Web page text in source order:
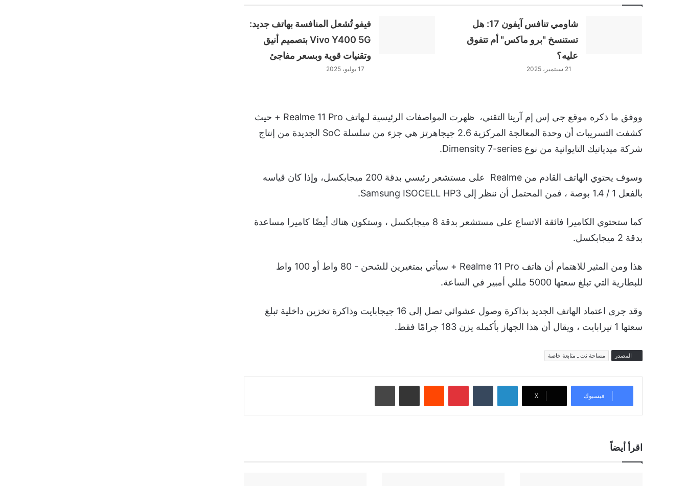
شاومي تنافس آيفون 17: هل
تستنسخ "برو ماكس" أم تتفوق
عليه؟
21 سبتمبر، 2025
فيفو تُشعل المنافسة بهاتف جديد:
Vivo Y400 5G بتصميم أنيق
وتقنيات قوية وبسعر مفاجئ
17 يوليو، 2025
ووفق ما ذكره موقع جي إس إم آرينا التقني، ظهرت المواصفات الرئيسية لـهاتف Realme 11 Pro + حيث
كشفت التسريبات أن وحدة المعالجة المركزية 2.6 جيجاهرتز هي جزء من سلسلة SoC الجديدة من إنتاج
شركة ميدياتيك التايوانية من نوع Dimensity 7-series.
وسوف يحتوي الهاتف القادم من Realme على مستشعر رئيسي بدقة 200 ميجابكسل، وإذا كان قياسه
بالفعل 1 / 1.4 بوصة ، فمن المحتمل أن ننظر إلى Samsung ISOCELL HP3.
كما ستحتوي الكاميرا فائقة الاتساع على مستشعر بدقة 8 ميجابكسل ، وستكون هناك أيضًا كاميرا مساعدة
بدقة 2 ميجابكسل.
هذا ومن المثير للاهتمام أن هاتف Realme 11 Pro + سيأتي بمتغيرين للشحن - 80 واط أو 100 واط
للبطارية التي تبلغ سعتها 5000 مللي أمبير في الساعة.
وقد جرى اعتماد الهاتف الجديد بذاكرة وصول عشوائي تصل إلى 16 جيجابايت وذاكرة تخزين داخلية تبلغ
سعتها 1 تيرابايت ، ويقال أن هذا الجهاز بأكمله يزن 183 جرامًا فقط.
المصدر مساحة نت ـ متابعة خاصة
فيسبوك ‫X
لينكدإن بينتيريست
اقرأ أيضاً